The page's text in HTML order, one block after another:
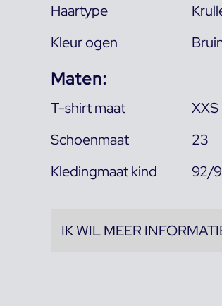
Haartype
Kleur ogen
Maten:
T-shirt maat
XXS
Schoenmaat
23
Kledingmaat kind
92/
IK WIL MEER